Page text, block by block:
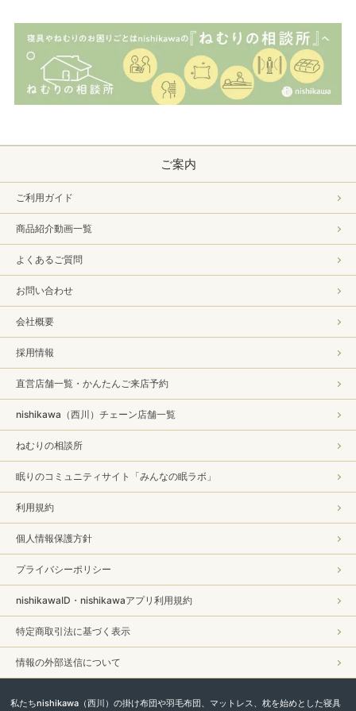
ご案内
ご利用ガイド
商品紹介動画一覧
よくあるご質問
お問い合わせ
会社概要
採用情報
直営店舗一覧・かんたんご来店予約
nishikawa（西川）チェーン店舗一覧
ねむりの相談所
眠りのコミュニティサイト「みんなの眠ラボ」
利用規約
個人情報保護方針
プライバシーポリシー
nishikawaID・nishikawaアプリ利用規約
特定商取引法に基づく表示
情報の外部送信について
私たちnishikawa（西川）の掛け布団や羽毛布団、マットレス、枕を始めとした寝具